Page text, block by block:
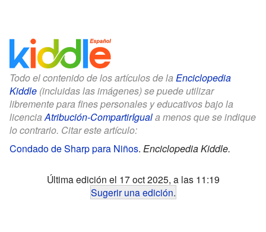
Todo el contenido de los artículos de la Enciclopedia
Kiddle (incluidas las imágenes) se puede utilizar
libremente para fines personales y educativos bajo la
licenciaAtribución-CompartirIguala menos que se indique
lo contrario. Citar este artículo:
Condado de Sharp para Niños. Enciclopedia Kiddle.
Última edición el 17 oct 2025, a las 11:19
Sugerir una edición.